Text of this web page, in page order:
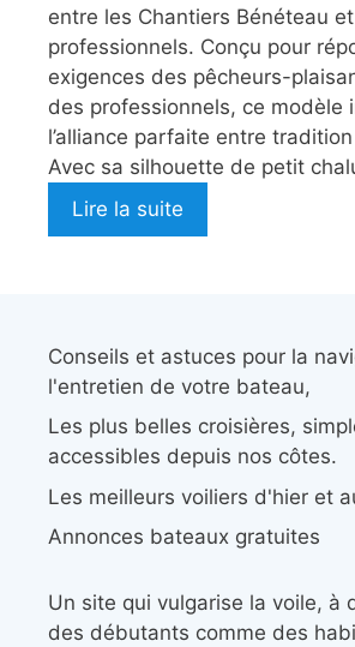
entre les Chantiers Bénéteau
professionnels. Conçu pour
exigences des pêcheurs-
des professionnels, ce modèle
l’alliance parfaite entre
Avec sa silhouette de petit
Lire la suite
Conseils et astuces pour la
l'entretien de votre bateau,
Les plus belles croisières,
accessibles depuis nos côtes.
Les meilleurs voiliers d'hier et
Annonces bateaux gratuites
Un site qui vulgarise la voile, à
des débutants comme des